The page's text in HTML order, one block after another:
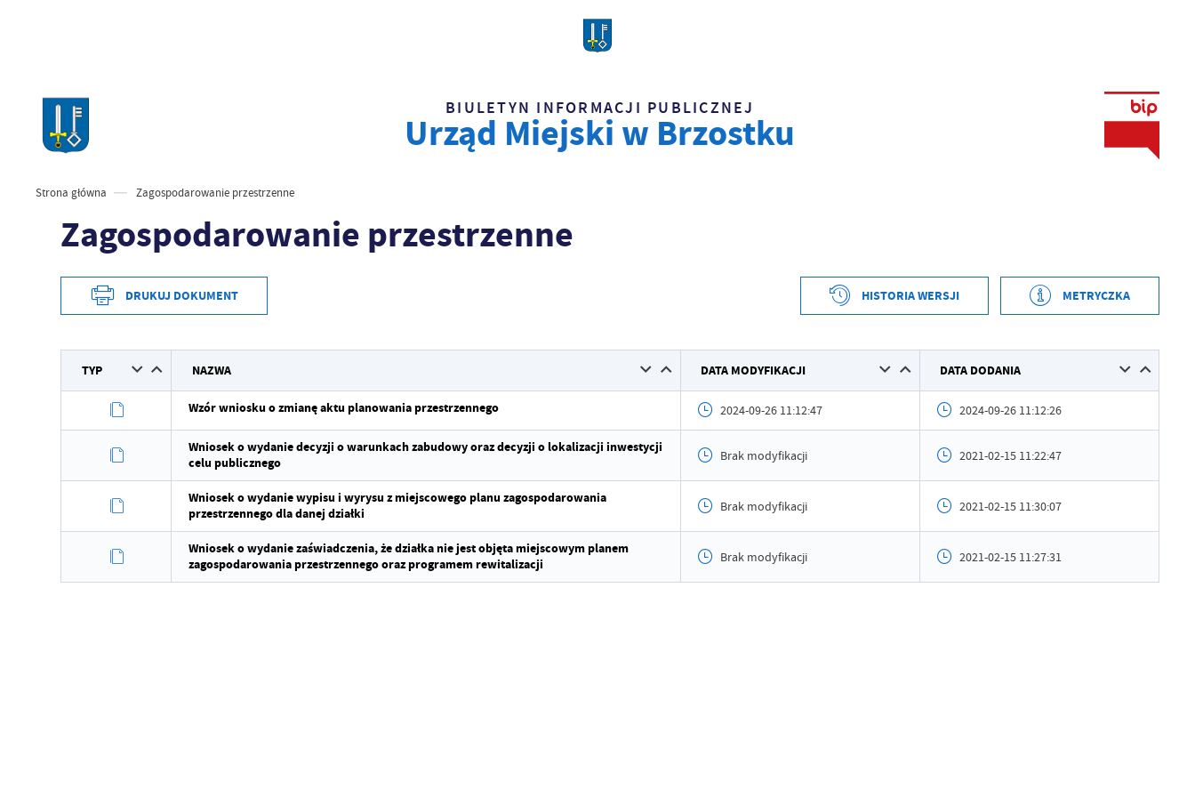
BIULETYN INFORMACJI PUBLICZNEJ
Urząd Miejski w Brzostku
Strona główna Zagospodarowanie przestrzenne
Zagospodarowanie przestrzenne
Wytworzył Grzegorz Kudłacz
Data opublikowania 2021-02-15 11:15:17
Ostatnio zaktualizował -
DRUKUJ DOKUMENT HISTORIA WERSJI METRYCZKA
TYP NAZWA DATA MODYFIKACJI DATA DODANIA
Wzór wniosku o zmianę aktu planowania przestrzennego 2024-09-26 11:12:47 2024-09-26 11:12:26
Wniosek o wydanie decyzji o warunkach zabudowy oraz decyzji o lokalizacji inwestycji
celu publicznego
Brak modyfikacji 2021-02-15 11:22:47
Wniosek o wydanie wypisu i wyrysu z miejscowego planu zagospodarowania
przestrzennego dla danej działki
Brak modyfikacji 2021-02-15 11:30:07
Wniosek o wydanie zaświadczenia, że działka nie jest objęta miejscowym planem
zagospodarowania przestrzennego oraz programem rewitalizacji
Brak modyfikacji 2021-02-15 11:27:31